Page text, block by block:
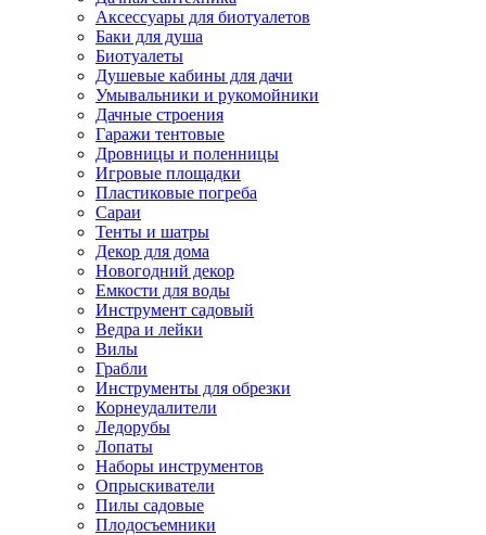
Аксессуары для биотуалетов
Баки для душа
Биотуалеты
Душевые кабины для дачи
Умывальники и рукомойники
Дачные строения
Гаражи тентовые
Дровницы и поленницы
Игровые площадки
Пластиковые погреба
Сараи
Тенты и шатры
Декор для дома
Новогодний декор
Емкости для воды
Инструмент садовый
Ведра и лейки
Вилы
Грабли
Инструменты для обрезки
Корнеудалители
Ледорубы
Лопаты
Наборы инструментов
Опрыскиватели
Пилы садовые
Плодосъемники